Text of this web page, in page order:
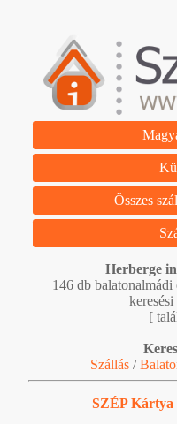
Összes
Herberge
146 db balatonalmádi
[
Szállás/
SZÉP Kártya